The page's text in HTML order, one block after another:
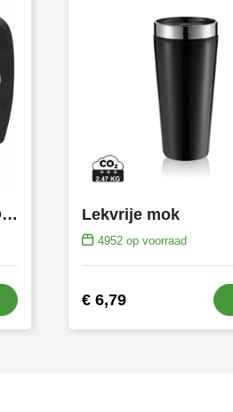
Drinkbeker Gabi | Rvs | Dubbelwandig | 400 ml Lekvrije mok
4952 op voorraad
€ 6,79